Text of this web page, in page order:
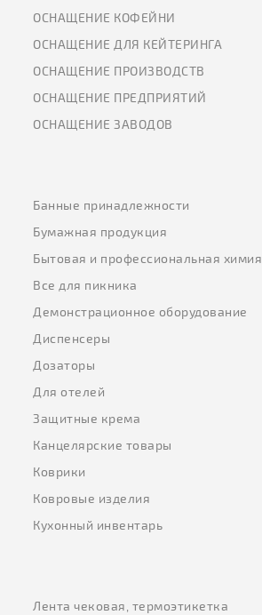
ОСНАЩЕНИЕ КОФЕЙНИ
ОСНАЩЕНИЕ ДЛЯ КЕЙТЕРИНГА
ОСНАЩЕНИЕ ПРОИЗВОДСТВ
ОСНАЩЕНИЕ ПРЕДПРИЯТИЙ
ОСНАЩЕНИЕ ЗАВОДОВ
Банные принадлежности
Бумажная продукция
Бытовая и профессиональная химия
Все для пикника
Демонстрационное оборудование
Диспенсеры
Дозаторы
Для отелей
Защитные крема
Канцелярские товары
Коврики
Ковровые изделия
Кухонный инвентарь
Лента чековая, термоэтикетка